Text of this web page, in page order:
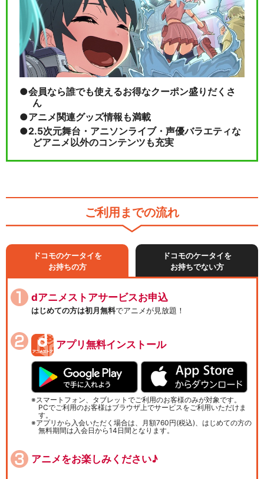
会員なら誰でも使えるお得なクーポン盛りだくさ
ん
アニメ関連グッズ情報も満載
2.5次元舞台・アニソンライブ・声優バラエティな
どアニメ以外のコンテンツも充実
ご利用までの流れ
ドコモのケータイを
お持ちの方
ドコモのケータイを
お持ちでない方
dアニメストアサービスお申込
はじめての方は初月無料でアニメが見放題！
アプリ無料インストール
スマートフォン、タブレットでご利用のお客様のみが対象です。
PCでご利用のお客様はブラウザ上でサービスをご利用いただけま
す。
アプリから入会いただく場合は、月額760円(税込)、はじめての方の
無料期間は入会日から14日間となります。
アニメをお楽しみください♪